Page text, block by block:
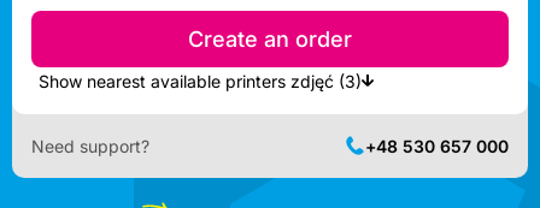
Create an order
Show nearest available printers zdjęć (3)
Need support? +48 530 657 000